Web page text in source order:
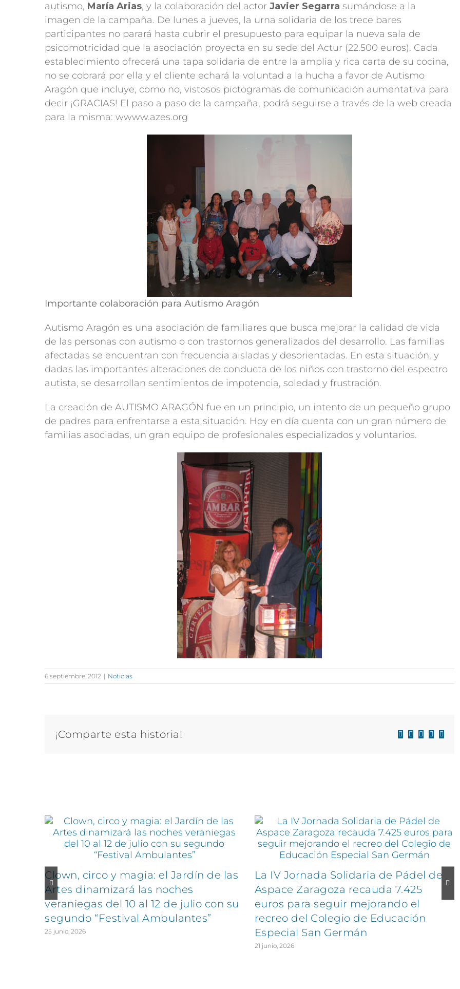
autismo, María Arias, y la colaboración del actor Javier Segarra sumándose a la
imagen de la campaña. De lunes a jueves, la urna solidaria de los trece bares
participantes no parará hasta cubrir el presupuesto para equipar la nueva sala de
psicomotricidad que la asociación proyecta en su sede del Actur (22.500 euros). Cada
establecimiento ofrecerá una tapa solidaria de entre la amplia y rica carta de su cocina,
no se cobrará por ella y el cliente echará la voluntad a la hucha a favor de Autismo
Aragón que incluye, como no, vistosos pictogramas de comunicación aumentativa para
decir ¡GRACIAS! El paso a paso de la campaña, podrá seguirse a través de la web creada
para la misma: wwww.azes.org
Importante colaboración para Autismo Aragón
Autismo Aragón es una asociación de familiares que busca mejorar la calidad de vida
de las personas con autismo o con trastornos generalizados del desarrollo. Las familias
afectadas se encuentran con frecuencia aisladas y desorientadas. En esta situación, y
dadas las importantes alteraciones de conducta de los niños con trastorno del espectro
autista, se desarrollan sentimientos de impotencia, soledad y frustración.
La creación de AUTISMO ARAGÓN fue en un principio, un intento de un pequeño grupo
de padres para enfrentarse a esta situación. Hoy en día cuenta con un gran número de
familias asociadas, un gran equipo de profesionales especializados y voluntarios.
6 septiembre, 2012 | Noticias
¡Comparte esta historia! Facebook
X LinkedIn
WhatsApp
Correo
Clown, circo y magia: el Jardín de las
Artes dinamizará las noches
veraniegas del 10 al 12 de julio con su
segundo “Festival Ambulantes”
25 junio, 2026
La IV Jornada Solidaria de Pádel de
Aspace Zaragoza recauda 7.425
euros para seguir mejorando el
recreo del Colegio de Educación
Especial San Germán
21 junio, 2026